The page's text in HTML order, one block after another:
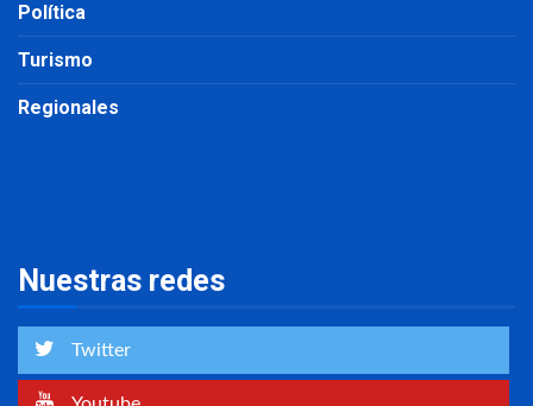
Política
Turismo
Regionales
Nuestras redes
Twitter